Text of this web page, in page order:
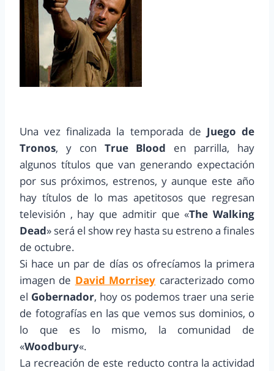
Una vez finalizada la temporada de Juego de
Tronos, y con True Blood en parrilla, hay
algunos títulos que van generando expectación
por sus próximos, estrenos, y aunque este año
hay títulos de lo mas apetitosos que regresan
televisión , hay que admitir que «The Walking
Dead» será el show rey hasta su estreno a finales
de octubre.
Si hace un par de días os ofrecíamos la primera
imagen de David Morrisey caracterizado como
el Gobernador, hoy os podemos traer una serie
de fotografías en las que vemos sus dominios, o
lo que es lo mismo, la comunidad de
«Woodbury«.
La recreación de este reducto contra la actividad